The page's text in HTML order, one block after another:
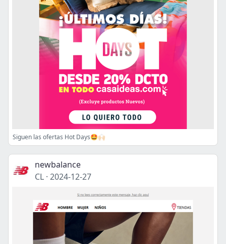
Siguen las ofertas Hot Days🤩🙌🏻
newbalance
CL · 2024-12-27